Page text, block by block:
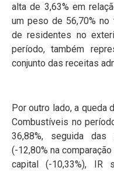
alta de 3,63% em
um peso de 56,70%
de residentes no
período, também
conjunto das receitas
Por outro lado, a queda
Combustíveis no
36,88%, seguida
(-12,80% na
capital (-10,33%), IR